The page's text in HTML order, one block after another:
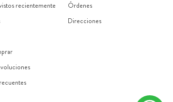
recientemente
Órdenes
Direcciones